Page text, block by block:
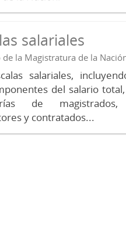
salariales
de la Magistratura de la
salariales,
del salario
de magistrados,
y contratados...